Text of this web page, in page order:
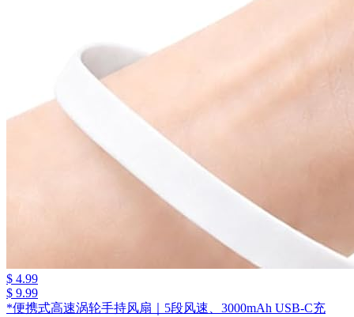
$ 4.99
$ 9.99
*便携式高速涡轮手持风扇｜5段风速、3000mAh USB-C充